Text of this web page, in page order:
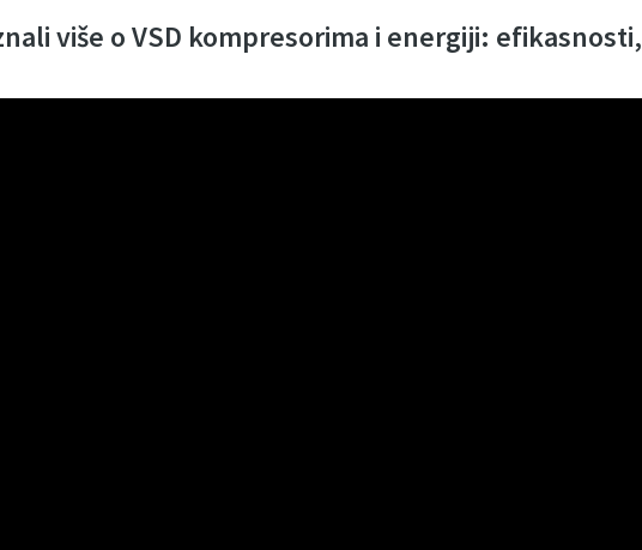
više o VSD kompresorima i energiji: efikasnosti,